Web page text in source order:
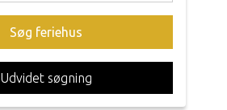
Søg feriehus
Udvidet søgning